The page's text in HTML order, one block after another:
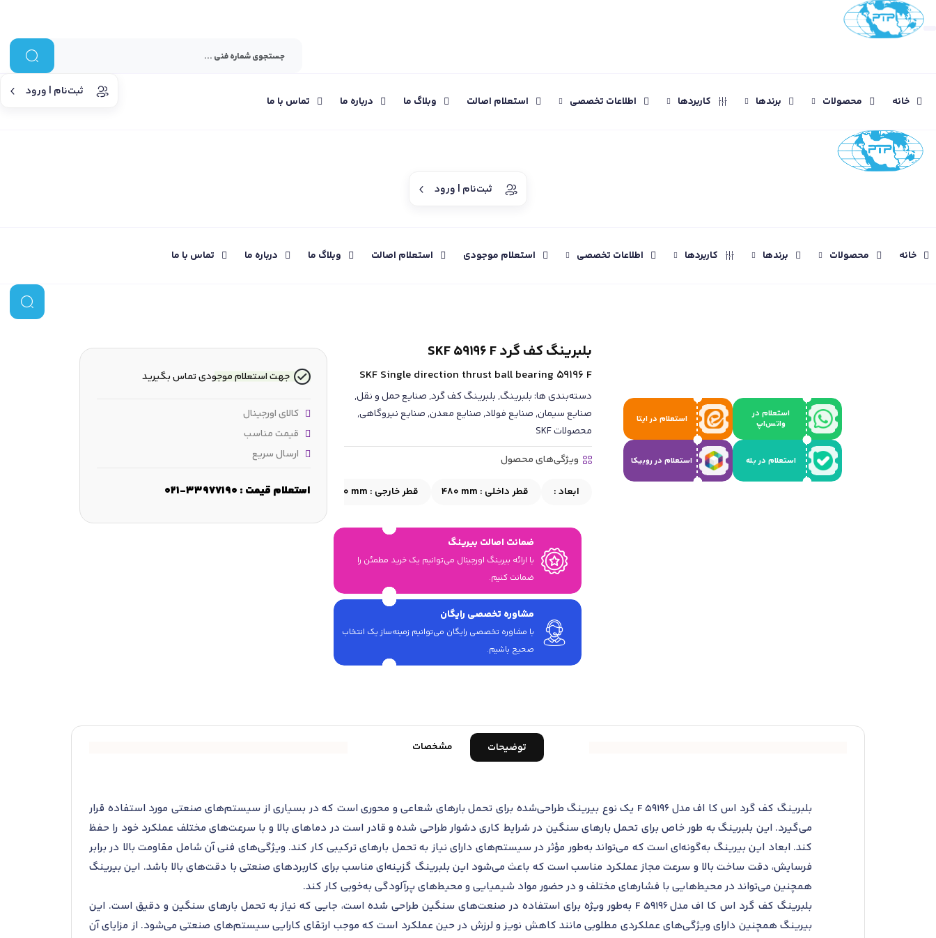
ثبت‌نام | ورود
خانه محصولات برندها کاربردها اطلاعات تخصصی استعلام اصالت وبلاگ ما درباره ما تماس با ما
ثبت‌نام | ورود
خانه محصولات برندها کاربردها اطلاعات تخصصی استعلام موجودی استعلام اصالت وبلاگ ما درباره ما تماس با ما
استعلام در
واتس‌اپ
استعلام در ایتا
استعلام در بله استعلام در روبیکا
بلبرینگ کف گرد SKF 59196 F
SKF Single direction thrust ball bearing 59196 F
دسته‌بندی ها: بلبرینگ,بلبرینگ کف گرد,صنایع حمل و نقل,
صنایع سیمان,صنایع فولاد,صنایع معدن,صنایع نیروگاهی,
محصولات SKF
ویژگی‌های محصول
ابعاد : قطر داخلی : 480 mm قطر خارجی : 580 mm ارتفاع :60 mm ابعاد لبه‌ مورب :
ضمانت اصالت بیرینگ
با ارائه بیرینگ اورجینال می‎‌توانیم یک خرید مطمئن را
ضمانت کنیم.
مشاوره تخصصی رایگان
با مشاوره تخصصی رایگان می‌توانیم زمینه‌ساز یک انتخاب
صحیح باشیم.
جهت استعلام موجودی تماس بگیرید
کالای اورجینال
قیمت مناسب
ارسال سریع
استعلام قیمت : 33977190-021
توضیحات مشخصات
بلبرینگ کف گرد اس کا اف مدل 59196 F یک نوع بیرینگ طراحی‌شده برای تحمل بارهای شعاعی و محوری است که در بسیاری از سیستم‌های صنعتی مورد استفاده قرار
می‌گیرد. این بلبرینگ به طور خاص برای تحمل بارهای سنگین در شرایط کاری دشوار طراحی شده و قادر است در دماهای بالا و با سرعت‌های مختلف عملکرد خود را حفظ
کند. ابعاد این بیرینگ به‌گونه‌ای است که می‌تواند به‌طور مؤثر در سیستم‌های دارای نیاز به تحمل بارهای ترکیبی کار کند. ویژگی‌های فنی آن شامل مقاومت بالا در برابر
فرسایش، دقت ساخت بالا و سرعت مجاز عملکرد مناسب است که باعث می‌شود این بلبرینگ گزینه‌ای مناسب برای کاربردهای صنعتی با دقت‌های بالا باشد. این بیرینگ
همچنین می‌تواند در محیط‌هایی با فشارهای مختلف و در حضور مواد شیمیایی و محیط‌های پرآلودگی به‌خوبی کار کند.
بلبرینگ کف گرد اس کا اف مدل 59196 F به‌طور ویژه برای استفاده در صنعت‌های سنگین طراحی شده است، جایی که نیاز به تحمل بارهای سنگین و دقیق است. این
بیرینگ همچنین دارای ویژگی‌های عملکردی مطلوبی مانند کاهش نویز و لرزش در حین عملکرد است که موجب ارتقای کارایی سیستم‌های صنعتی می‌شود. از مزایای آن